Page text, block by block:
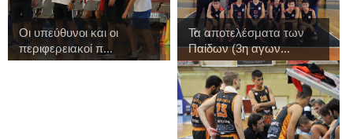
Οι υπεύθυνοι και οι
περιφερειακοί π...
Τα αποτελέσματα των
Παίδων (3η αγων...